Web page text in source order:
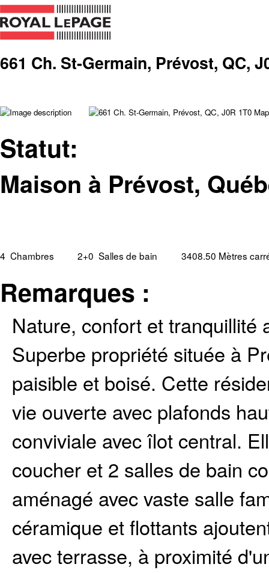
661 Ch. St-Germain, Prévost, QC,
Statut:
Maison à Prévost,
4 Chambres 2+0 Salles de bain 3408.50 Mètres
Remarques :
Nature, confort et tranquillité
Superbe propriété située à
paisible et boisé. Cette
vie ouverte avec plafonds
conviviale avec îlot central.
coucher et 2 salles de bain
aménagé avec vaste salle
céramique et flottants
avec terrasse, à proximité